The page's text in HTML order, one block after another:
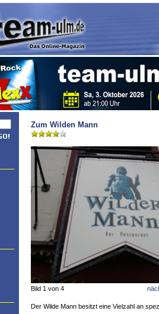
Zum Wilden Mann
Bild 1 von 4
Der Wilde Mann besitzt eine Vielzahl an